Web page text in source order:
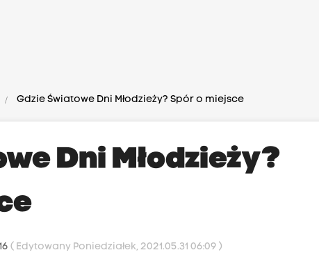
Gdzie Światowe Dni Młodzieży? Spór o miejsce
Dni Młodzieży?
( Edytowany Poniedziałek, 2021.05.31 06:09 )